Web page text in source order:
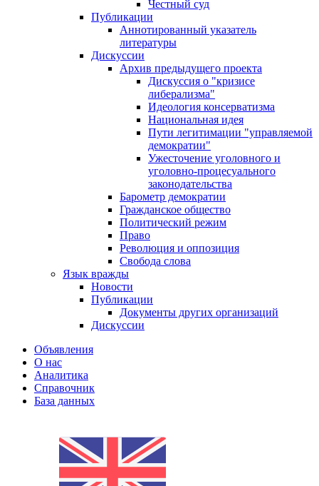
Честный суд
Публикации
Аннотированный указатель
литературы
Дискуссии
Архив предыдущего проекта
Дискуссия о "кризисе
либерализма"
Идеология консерватизма
Национальная идея
Пути легитимации "управляемой
демократии"
Ужесточение уголовного и
уголовно-процесуального
законодательства
Барометр демократии
Гражданское общество
Политический режим
Право
Революция и оппозиция
Свобода слова
Язык вражды
Новости
Публикации
Документы других организаций
Дискуссии
Объявления
О нас
Аналитика
Справочник
База данных